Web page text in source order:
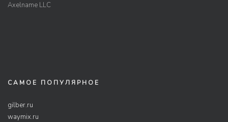
Axelname LLC
САМОЕ ПОПУЛЯРНОЕ
gilber.ru
waymix.ru